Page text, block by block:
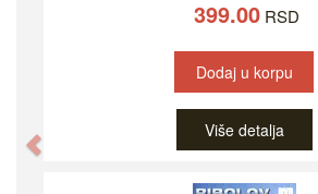
399.00 RSD
Dodaj u korpu
Više detalja